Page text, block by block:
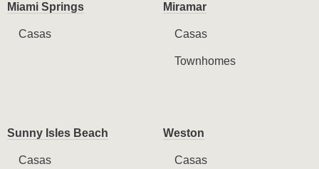
Miami Springs
Casas
Miramar
Casas
Townhomes
Sunny Isles Beach
Casas
Weston
Casas